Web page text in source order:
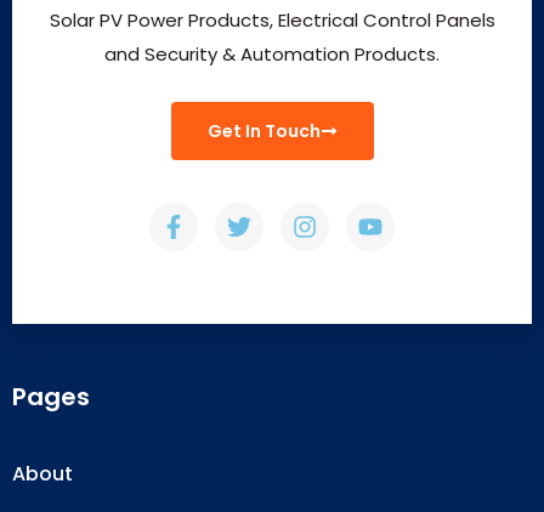
Solar PV Power Products, Electrical Control Panels
and Security & Automation Products.
Get In Touch
Pages
About